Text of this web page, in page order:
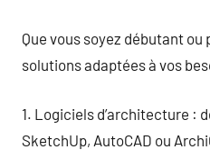
Que vous soyez débutant
solutions adaptées à vos
1. Logiciels d’architecture :
SketchUp, AutoCAD ou